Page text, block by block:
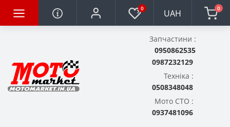
0 UAH 0
Запчастини :
0950862535
0987232129
Техніка :
0508348048
Мото СТО :
0937481096